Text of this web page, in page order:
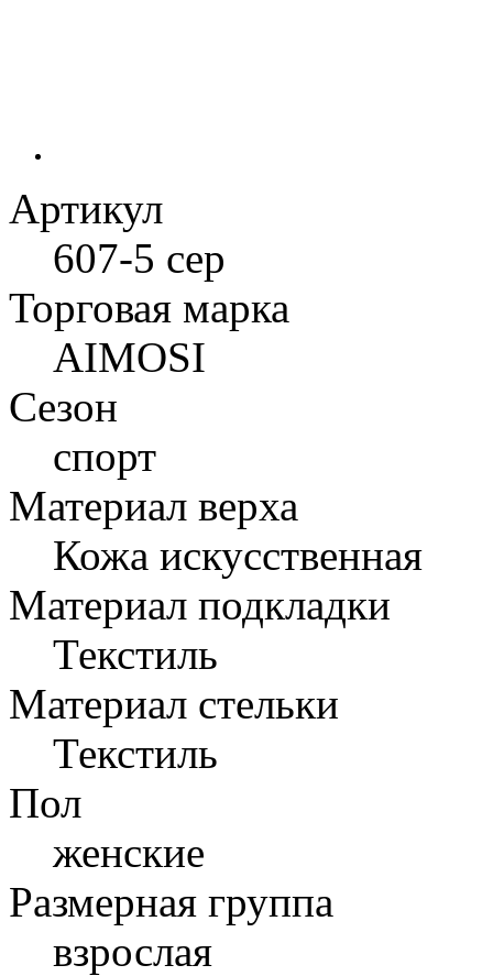
Артикул
607-5 сер
Торговая марка
AIMOSI
Сезон
спорт
Материал верха
Кожа искусственная
Материал подкладки
Текстиль
Материал стельки
Текстиль
Пол
женские
Размерная группа
взрослая